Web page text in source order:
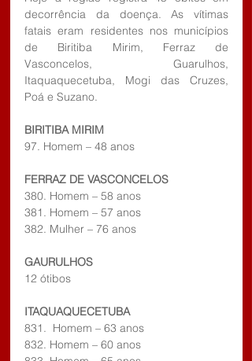
decorrência da doença. As vítimas
fatais eram residentes nos municípios
de Biritiba Mirim, Ferraz de
Vasconcelos, Guarulhos,
Itaquaquecetuba, Mogi das Cruzes,
Poá e Suzano.
BIRITIBA MIRIM
97. Homem – 48 anos
FERRAZ DE VASCONCELOS
380. Homem – 58 anos
381. Homem – 57 anos
382. Mulher – 76 anos
GAURULHOS
12 ótibos
ITAQUAQUECETUBA
831.  Homem – 63 anos
832. Homem – 60 anos